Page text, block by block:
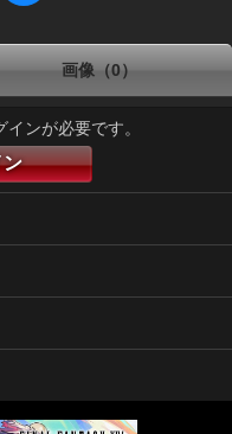
画像（0）
ンが必要です。
ン